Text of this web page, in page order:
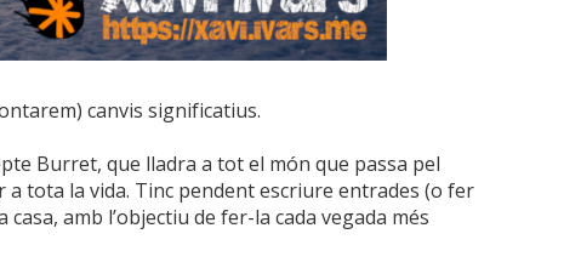
canvis significatius.
Burret, que lladra a tot el món que passa pel
a tota la vida. Tinc pendent escriure entrades (o fer
amb l’objectiu de fer-la cada vegada més